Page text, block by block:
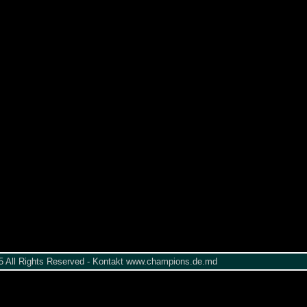
Rights Reserved - Kontakt www.champions.de.md